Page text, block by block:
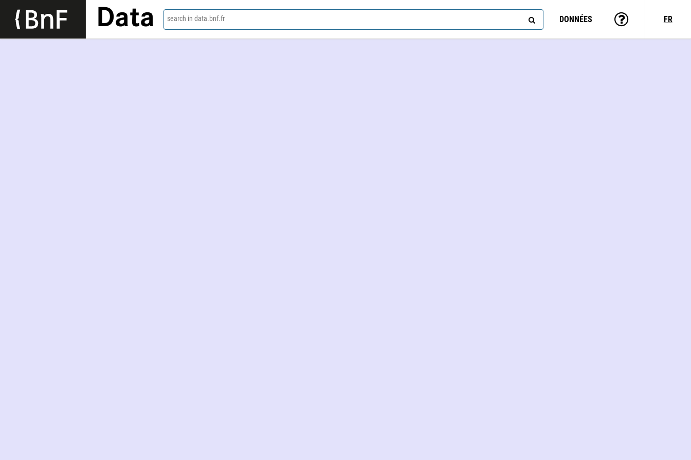
Data search in data.bnf.fr DONNÉES FR